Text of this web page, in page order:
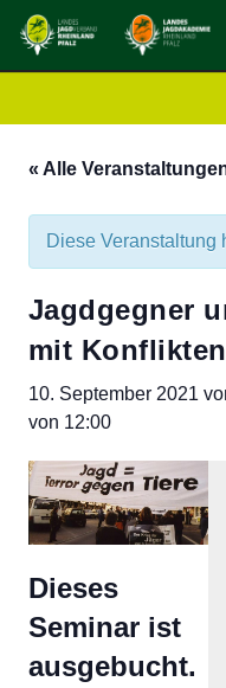
« Alle
Diese Veranstaltung
Jagdgegner
mit Konflikten
10. September 2021
von 12:00
Dieses
Seminar ist
ausgebucht.